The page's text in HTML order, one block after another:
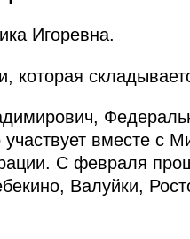
Игоревна.
которая
вместе с
С февраля
Валуйки,